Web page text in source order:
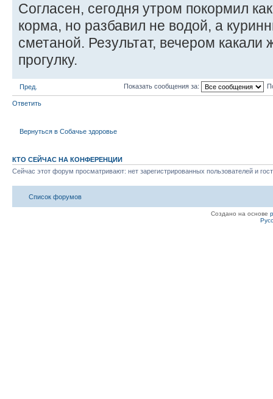
Согласен, сегодня утром покормил
корма, но разбавил не водой, а
сметаной. Результат, вечером какали
прогулку.
Пред. Показать сообщения за:
Ответить
Вернуться в Собачье здоровье
КТО СЕЙЧАС НА КОНФЕРЕНЦИИ
Сейчас этот форум просматривают: нет зарегистрированных пользователей и
Список форумов
Создано на основе